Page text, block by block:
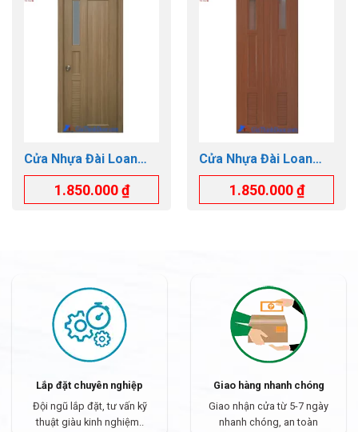
Cửa Nhựa Đài Loan
GTD.YA-25 kính mờ
1.850.000₫
Cửa Nhựa Đài Loan
GTD.YY-23
1.850.000₫
Lắp đặt chuyên nghiệp
Đội ngũ lắp đặt, tư vấn kỹ
thuật giàu kinh nghiệm..
Giao hàng nhanh chóng
Giao nhận cửa từ 5-7 ngày
nhanh chóng, an toàn